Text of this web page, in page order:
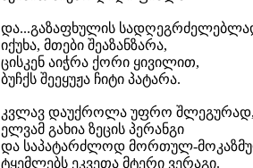
და...გაზაფხულის
იქუხა, მთები შეაზანზარა,
ცისკენ აიჭრა ქორი ყივილით,
ბუჩქს შეეყუჟა ჩიტი პატარა.
კვლავ დაუქროლა უფრო შლეგურად,
ელვამ გახია ზეცის პერანგი
და საპატარძლოდ მორთულ-
ტყემლებს ეკვეთა მტერი ვერაგი.